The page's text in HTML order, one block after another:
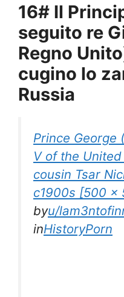
16# Il
seguito re
Regno
cugino lo
Russia
Prince George
V of the
cousin Tsar
c1900s [500 x
byu/
inHistoryPorn